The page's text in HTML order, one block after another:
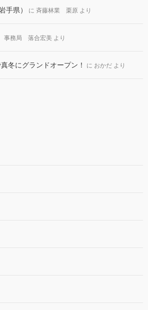
手県） に 斉藤林業 栗原 より
事務局 落合宏美 より
冬にグランドオープン！ に おかだ より